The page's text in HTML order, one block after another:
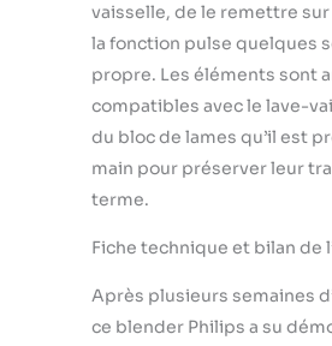
vaisselle, de le remettre sur
la fonction pulse quelques
propre. Les éléments sont
compatibles avec le lave-
du bloc de lames qu’il est
main pour préserver leur
terme.
Fiche technique et bilan de
Après plusieurs semaines
ce blender Philips a su